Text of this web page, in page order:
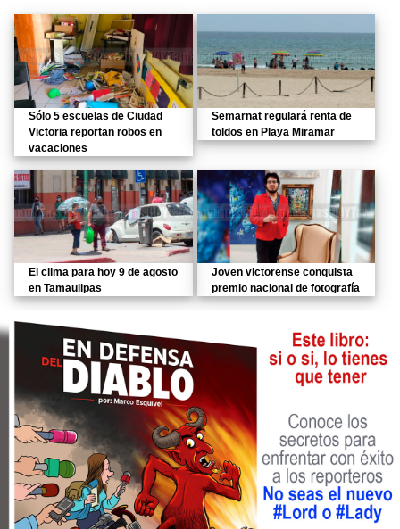
Sólo 5 escuelas de Ciudad
Victoria reportan robos en
vacaciones
Semarnat regulará renta de
toldos en Playa Miramar
El clima para hoy 9 de agosto
en Tamaulipas
Joven victorense conquista
premio nacional de fotografía